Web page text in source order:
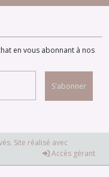
en vous abonnant à nos
S'abonner
Site réalisé avec
Accès gérant